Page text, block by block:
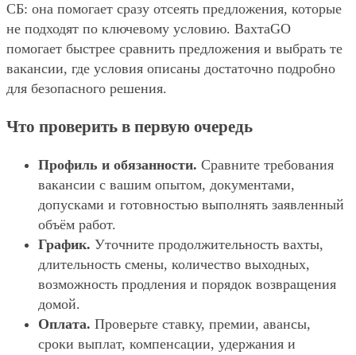
СБ: она помогает сразу отсеять предложения, которые
не подходят по ключевому условию. ВахтаGO
помогает быстрее сравнить предложения и выбрать те
вакансии, где условия описаны достаточно подробно
для безопасного решения.
Что проверить в первую очередь
Профиль и обязанности. Сравните требования
вакансии с вашим опытом, документами,
допусками и готовностью выполнять заявленный
объём работ.
График. Уточните продолжительность вахты,
длительность смены, количество выходных,
возможность продления и порядок возвращения
домой.
Оплата. Проверьте ставку, премии, авансы,
сроки выплат, компенсации, удержания и